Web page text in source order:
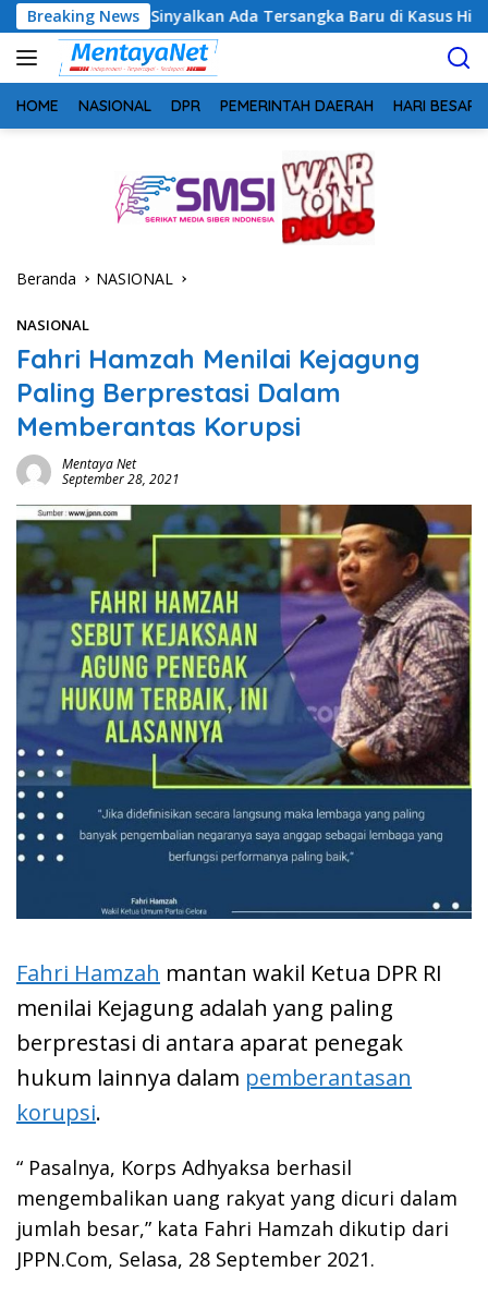
Langsung
ke
konten
Breaking NewsAda Tersangka Baru di Kasus Hibah Rp40 Miliar
HOME NASIONAL DPR PEMERINTAH DAERAH HARI BESAR
Beranda NASIONAL
NASIONAL
Fahri Hamzah Menilai Kejagung
Paling Berprestasi Dalam
Memberantas Korupsi
Mentaya Net
September 28, 2021
Fahri Hamzah mantan wakil Ketua DPR RI
menilai Kejagung adalah yang paling
berprestasi di antara aparat penegak
hukum lainnya dalam pemberantasan
korupsi.
“ Pasalnya, Korps Adhyaksa berhasil
mengembalikan uang rakyat yang dicuri dalam
jumlah besar,” kata Fahri Hamzah dikutip dari
JPPN.Com, Selasa, 28 September 2021.